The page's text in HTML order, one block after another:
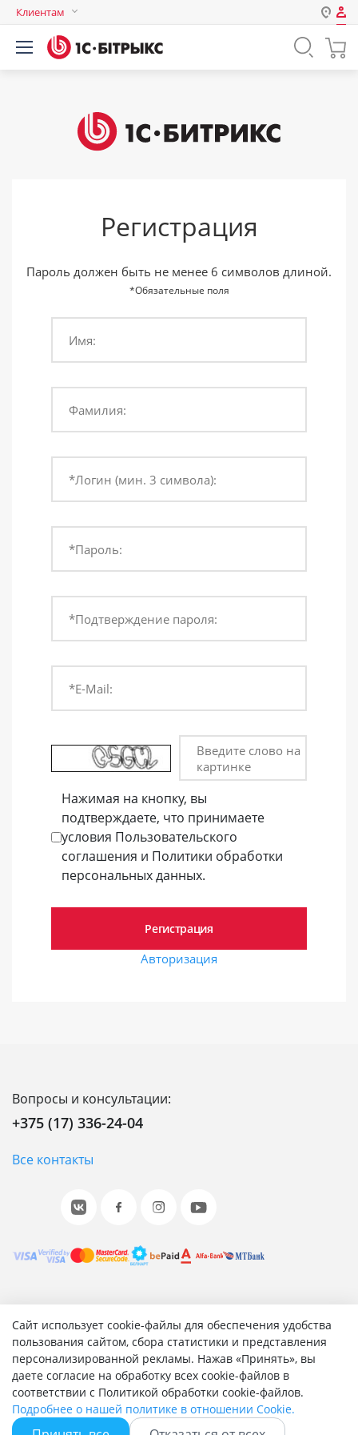
Сайт использует cookie-файлы для обеспечения удобства
пользования сайтом, сбора статистики и представления
персонализированной рекламы. Нажав «Принять», вы
даете согласие на обработку всех cookie-файлов в
соответствии с Политикой обработки cookie-файлов.
Подробнее о нашей политике в отношении Cookie.
Клиентам
Авторизация
Логин
Запомнить меня на этом
компьютере
Забыли свой пароль?
Регистрация
Пароль должен быть не менее 6 символов длиной.
*Обязательные поля
Имя:
Фамилия:
*Логин (мин. 3 символа):
*Пароль:
*Подтверждение пароля:
*E-Mail:
Введите слово на
картинке
Нажимая на кнопку, вы
подтверждаете, что принимаете
условия Пользовательского
соглашения и Политики обработки
персональных данных.
Авторизация
Вопросы и консультации:
+375 (17) 336-24-04
Все контакты
© 2001-2026 «Битрикс», «1С-Битрикс». Работает на 1С-
Битрикс: Управление сайтом.
Согласие на обработку персональных данных
Отзыв согласия на обработку персональных данных
Политика обработки персональных данных
Соглашение об использовании сайта